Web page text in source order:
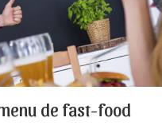
de fast-food